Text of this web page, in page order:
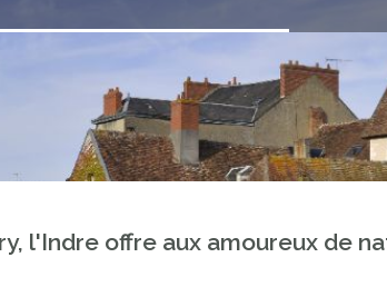
l'Indre offre aux amoureux de